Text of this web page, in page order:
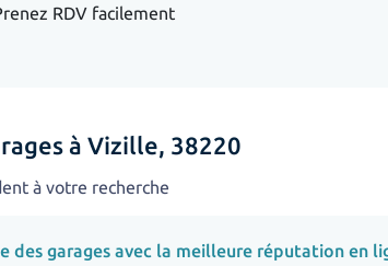
RDV facilement
à Vizille, 38220
à votre recherche
des garages avec la meilleure réputation en